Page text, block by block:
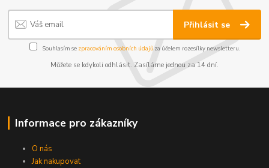
Přihlásit se
Souhlasím se zpracováním osobních údajůza účelem rozesílky newsletteru.
Můžete se kdykoli odhlásit. Zasíláme jednou za 14 dní.
Informace pro zákazníky
O nás
Jak nakupovat